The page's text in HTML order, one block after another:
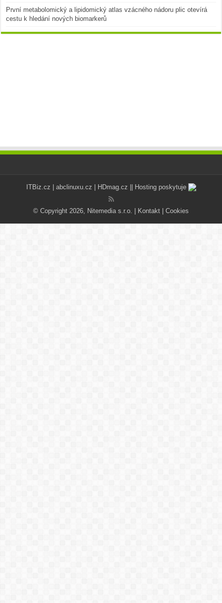
První metabolomický a lipidomický atlas vzácného nádoru plic otevírá
cestu k hledání nových biomarkerů
ITBiz.cz | abclinuxu.cz | HDmag.cz || Hosting poskytuje
© Copyright 2026, Nitemedia s.r.o. | Kontakt | Cookies